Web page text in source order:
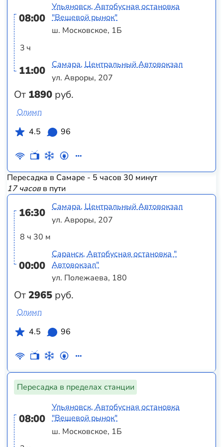
08:00
3 ч
11:00
От 1890 руб.
Ульяновск, Автобусная остановка
"Вещевой рынок"
ш. Московское, 1Б
Самара, Центральный Автовокзал
ул. Авроры, 207
Олимп
4.5
96
Пересадка в Самаре - 5 часов 30 минут
17 часовв пути
16:30
8 ч 30 м
00:00
От2965 руб.
Самара, Центральный Автовокзал
ул. Авроры, 207
Саранск, Автобусная остановка "
Автовокзал"
ул. Полежаева, 180
Олимп
4.5
96
Пересадка в пределах станции
08:00
Ульяновск, Автобусная остановка
"Вещевой рынок"
ш. Московское, 1Б